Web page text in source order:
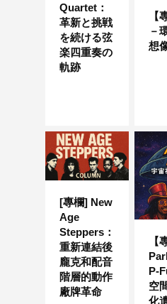
Quartet：
革新と挑戦
を続ける弦
楽四重奏の
軌跡
【
－
想
[專欄] New
Age
Steppers：
重新連結後
龐克和配音
階層的動作
廠牌革命
【
P-
空
化